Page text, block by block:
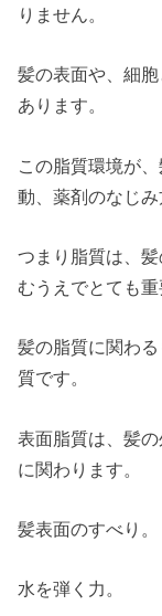
りません。
髪の表面や、細
あります。
この脂質環境が
動、薬剤のなじみ
つまり脂質は、
むうえでとても重
髪の脂質に関わ
質です。
表面脂質は、髪
に関わります。
髪表面のすべり。
水を弾く力。